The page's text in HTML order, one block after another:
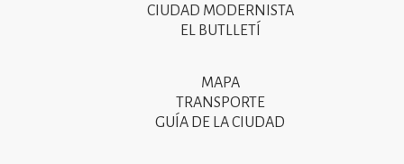
CIUDAD MODERNISTA
EL BUTLLETÍ
MAPA
TRANSPORTE
GUÍA DE LA CIUDAD